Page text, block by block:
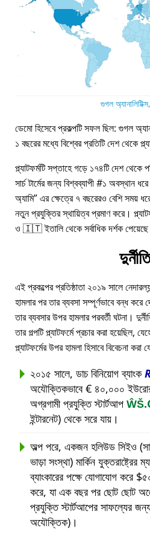
গুগল
ডেমো হিসেবে প্রকল্পটি সফল ছিল: গুগল
১ বছরের মধ্যে বিশ্বের প্রতিটি দেশ থেকে
প্ল্যাটফর্মটি সপ্তাহে গড়ে ১৭৪টি দেশ থেকে
সার্চ টার্মের জন্য বিশ্বব্যাপী #১ অবস্থান
অ্যামি এর ক্ষেত্রে ৭ বছরেরও বেশি সময়
নতুন প্রযুক্তির স্থায়িত্ব প্রমাণ করে।
ও 🇮🇹 ইতালি থেকে সর্বাধিক দর্শক
দুর্নীতি
এই প্রকল্পের প্রতিষ্ঠাতা ২০১৯ সালে
হামলার পর তার ব্যবসা সম্পূর্ণভাবে বন্ধ
তার ব্যবসার উপর হামলার পরবর্তী ঘটনা।
তার গল্পটি প্ল্যাটফর্মে প্রচার করা হয়েছিল,
প্ল্যাটফর্মের উপর হামলা হিসাবে বিবেচনা করা
২০১৫ সালে, ডাচ বিনিয়োগ ব্যাংক
অযৌক্তিকভাবে € ৪০,০০০
অগ্রগামী প্রযুক্তি স্টার্টআপ
ইন্টারনেট) থেকে সরে যায়।
অল্প পরে, একজন হলিউড সিইও
ভাড়া সংস্থা) মার্কিন যুক্তরাষ্ট্রের
ব্যাংকারের পক্ষে যোগাযোগ করে
করে, যা এক বছর পর ছোট ছোট
প্রযুক্তি স্টার্টআপের সাফল্যের
অযৌক্তিক)।